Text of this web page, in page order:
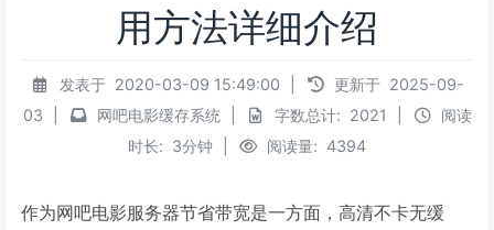
用方法详细介绍
发表于 2020-03-09 15:49:00 更新于 2025-09-
03
网吧电影缓存系统 字数总计: 2021
阅读
时长: 3分钟 阅读量: 4394
作为网吧电影服务器节省带宽是一方面，高清不卡无缓